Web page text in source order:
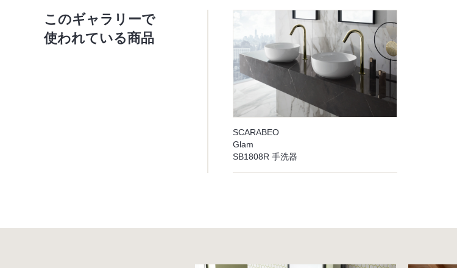
このギャラリーで
使われている商品
SCARABEO
Glam
SB1808R 手洗器